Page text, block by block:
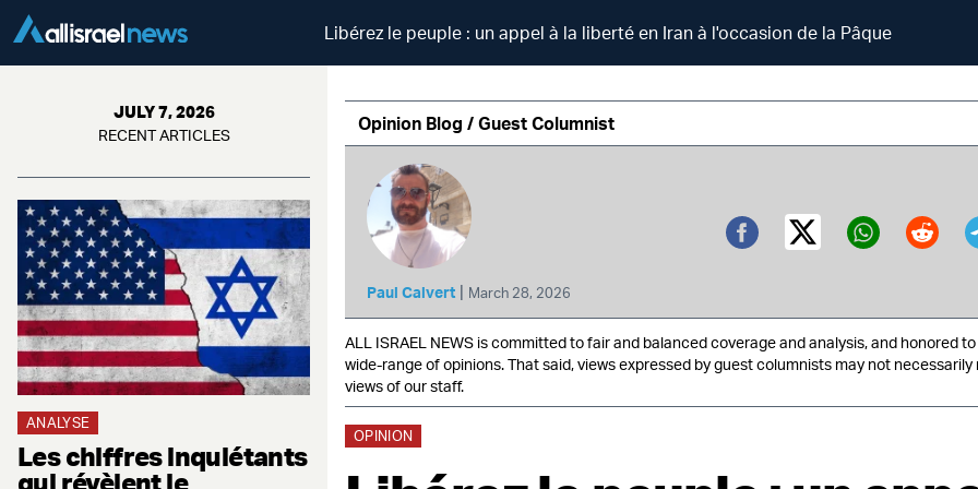
Libérez le peuple : un appel à la liberté en Iran à l'occasion de la Pâque
JULY 7, 2026
RECENT ARTICLES
ANALYSE
Les chiffres inquiétants
qui révèlent le
Opinion Blog / Guest Columnist
Paul Calvert | March 28, 2026
Facebook
Twitter (X)
ALL ISRAEL NEWS is committed to fair and balanced coverage and analysis, and honored
wide-range of opinions. That said, views expressed by guest columnists may not
views of our staff.
OPINION